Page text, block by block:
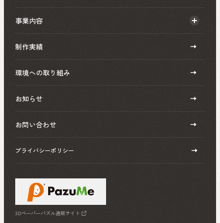
事業内容
制作実績
環境への取り組み
お知らせ
お問い合わせ
プライバシーポリシー
3Dペーパーパズル通販サイト